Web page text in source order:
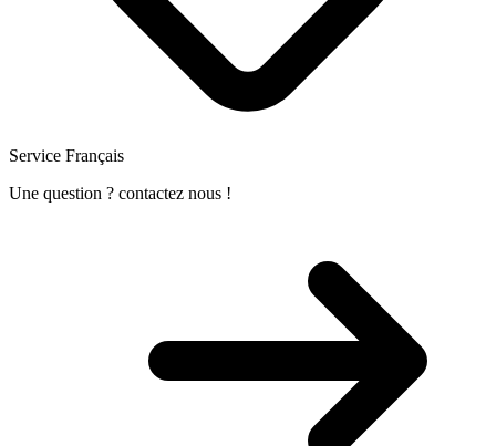
Service Français
Une question ? contactez nous !